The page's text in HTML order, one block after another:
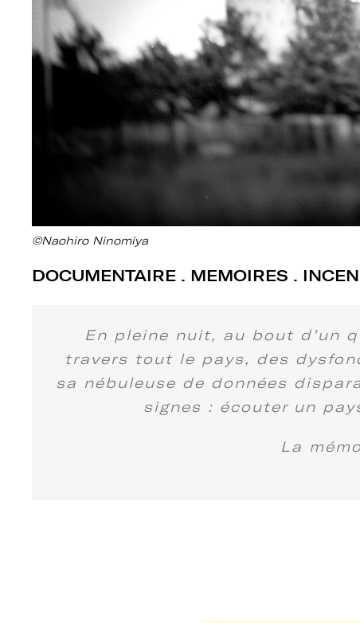
©Naohiro Ninomiya
DOCUMENTAIRE . MEMOIRES .
En pleine nuit, au bout d’un
travers tout le pays, des
sa nébuleuse de données
signes : écouter un
La